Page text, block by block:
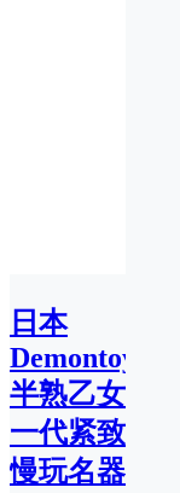
日本
Demontoys
半熟乙女
一代紧致
慢玩名器